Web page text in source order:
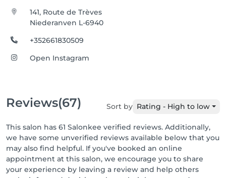
141, Route de Trèves
Niederanven L-6940
+352661830509
Open Instagram
Reviews(67) Sort by Rating - High to low
This salon has 61 Salonkee verified reviews. Additionally,
we have some unverified reviews available below that you
may also find helpful. If you've booked an online
appointment at this salon, we encourage you to share
your experience by leaving a review and help others